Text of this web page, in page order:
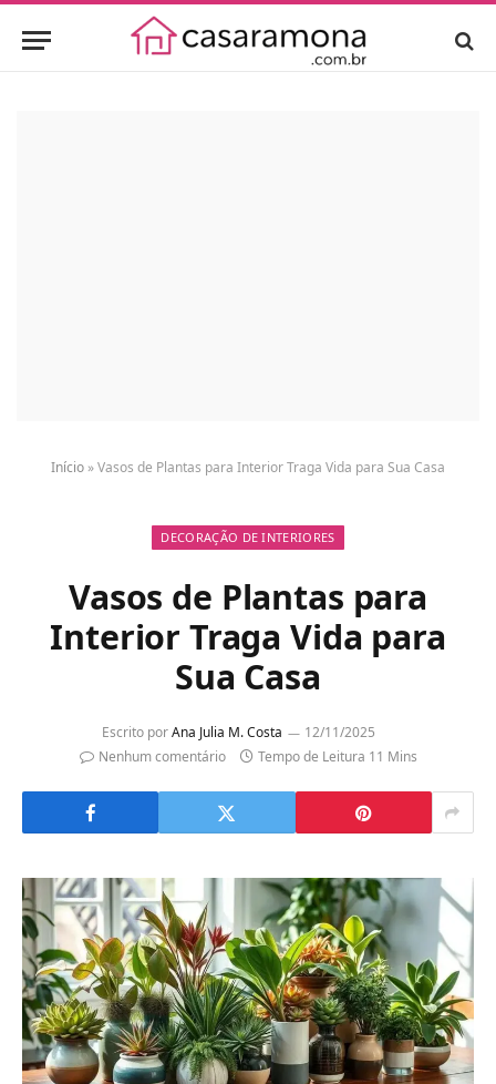
Início »Vasos de Plantas para Interior Traga Vida para Sua Casa
DECORAÇÃO DE INTERIORES
Vasos de Plantas para
Interior Traga Vida para
Sua Casa
Escrito por Ana Julia M. Costa
12/11/2025
Nenhum comentário
Tempo de Leitura 11 Mins